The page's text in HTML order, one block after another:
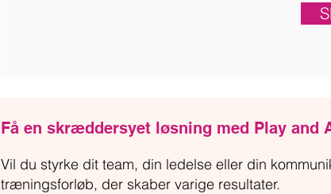
Få en skræddersyet løsning med Play and
Vil du styrke dit team, din ledelse eller din
træningsforløb, der skaber varige resultater.